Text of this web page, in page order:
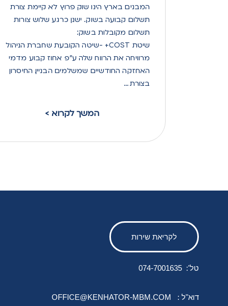
המבנים בארץ הינו שוק פרוץ לא קיימת צורת
תשלום קבועה בשוק. ישנן כרגע שלוש צורות
תשלום מקובלות בשוק:
שיטת COST+ -שיטה הקובעת שחברת הניהול
מרוויחה את הרווח שלה ע"פ אחוז קבוע מדמי
האחזקה החודשיים שמשלמים הבניין. החיסרון
בצורת …
< המשך לקרוא
לקריאת שירות
074-7001635 :'טל
OFFICE@KENHATOR-MBM.COM : דוא"ל